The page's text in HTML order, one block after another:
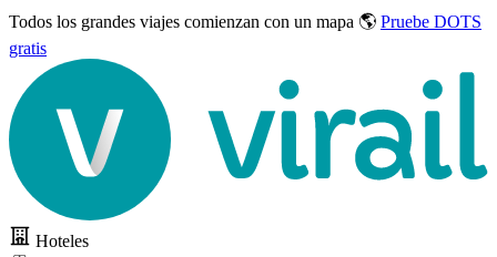
Todos los grandes viajes comienzan con un mapa 🌎 Pruebe DOTS
gratis
Hoteles